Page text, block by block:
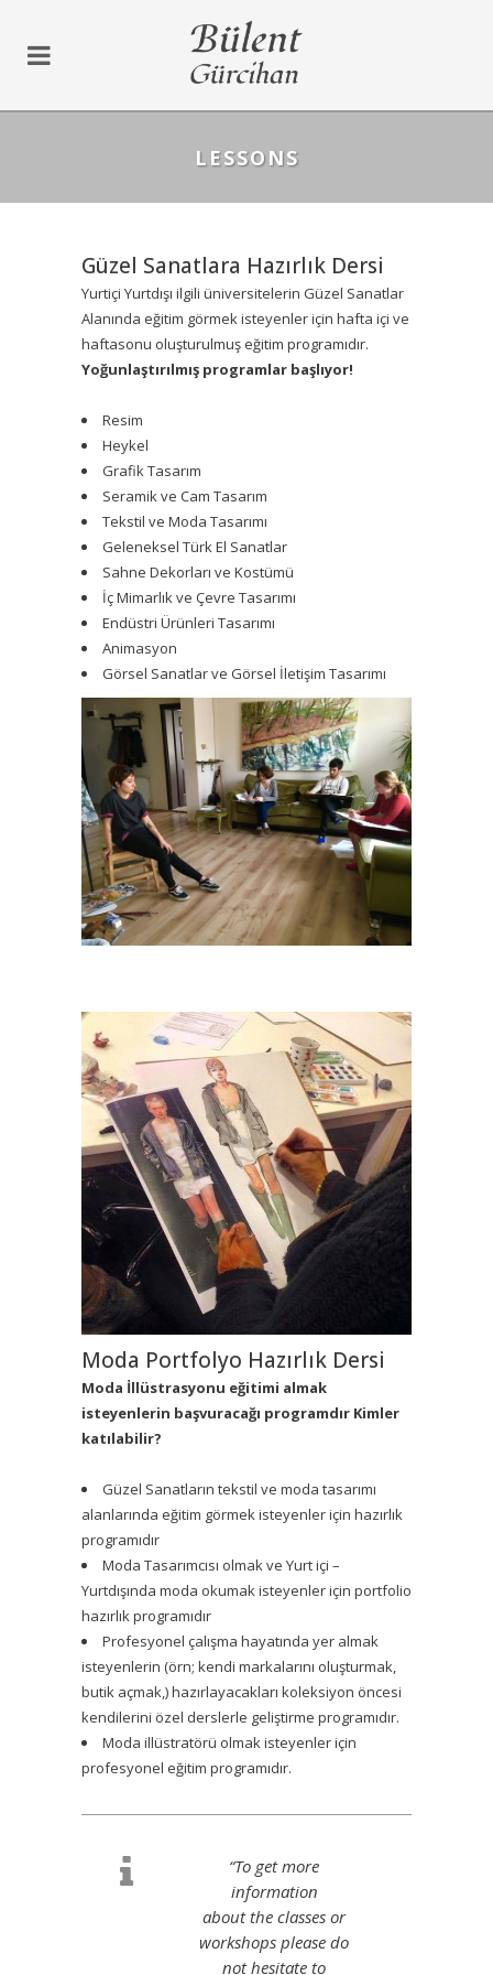
LESSONS
Güzel Sanatlara Hazırlık Dersi
Yurtiçi Yurtdışı ilgili üniversitelerin Güzel Sanatlar
Alanında eğitim görmek isteyenler için hafta içi ve
haftasonu oluşturulmuş eğitim programıdır.
Yoğunlaştırılmış programlar başlıyor!
Resim
Heykel
Grafik Tasarım
Seramik ve Cam Tasarım
Tekstil ve Moda Tasarımı
Geleneksel Türk El Sanatlar
Sahne Dekorları ve Kostümü
İç Mimarlık ve Çevre Tasarımı
Endüstri Ürünleri Tasarımı
Animasyon
Görsel Sanatlar ve Görsel İletişim Tasarımı
Moda Portfolyo Hazırlık Dersi
Moda İllüstrasyonu eğitimi almak
isteyenlerin başvuracağı programdır Kimler
katılabilir?
Güzel Sanatların tekstil ve moda tasarımı
alanlarında eğitim görmek isteyenler için hazırlık
programıdır
Moda Tasarımcısı olmak ve Yurt içi –
Yurtdışında moda okumak isteyenler için portfolio
hazırlık programıdır
Profesyonel çalışma hayatında yer almak
isteyenlerin (örn; kendi markalarını oluşturmak,
butik açmak,) hazırlayacakları koleksiyon öncesi
kendilerini özel derslerle geliştirme programıdır.
Moda illüstratörü olmak isteyenler için
profesyonel eğitim programıdır.
“To get more
information
about the classes or
workshops please do
not hesitate to